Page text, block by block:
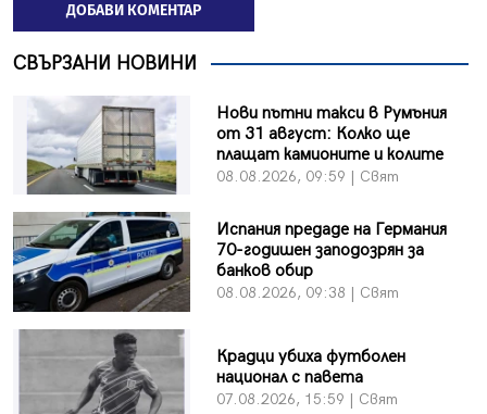
ДОБАВИ КОМЕНТАР
СВЪРЗАНИ НОВИНИ
Нови пътни такси в Румъния
от 31 август: Колко ще
плащат камионите и колите
08.08.2026, 09:59 | Свят
Испания предаде на Германия
70-годишен заподозрян за
банков обир
08.08.2026, 09:38 | Свят
Крадци убиха футболен
национал с павета
07.08.2026, 15:59 | Свят